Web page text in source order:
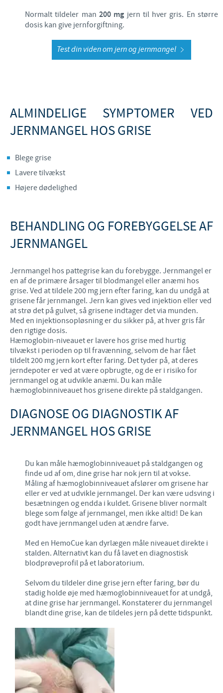
Normalt tildeler man 200 mg jern til hver gris. En større
dosis kan give jernforgiftning.
Test din viden om jern og jernmangel
ALMINDELIGE SYMPTOMER VED
JERNMANGEL HOS GRISE
Blege grise
Lavere tilvækst
Højere dødelighed
BEHANDLING OG FOREBYGGELSE AF
JERNMANGEL
Jernmangel hos pattegrise kan du forebygge. Jernmangel er
en af de primære årsager til blodmangel eller anæmi hos
grise. Ved at tildele 200 mg jern efter faring, kan du undgå at
grisene får jernmangel. Jern kan gives ved injektion eller ved
at strø det på gulvet, så grisene indtager det via munden.
Med en injektionsopløsning er du sikker på, at hver gris får
den rigtige dosis.
Hæmoglobin-niveauet er lavere hos grise med hurtig
tilvækst i perioden op til fravænning, selvom de har fået
tildelt 200 mg jern kort efter faring. Det tyder på, at deres
jerndepoter er ved at være opbrugte, og de er i risiko for
jernmangel og at udvikle anæmi. Du kan måle
hæmoglobinniveauet hos grisene direkte på staldgangen.
DIAGNOSE OG DIAGNOSTIK AF
JERNMANGEL HOS GRISE
Du kan måle hæmoglobinniveauet på staldgangen og
finde ud af om, dine grise har nok jern til at vokse.
Måling af hæmoglobinniveauet afslører om grisene har
eller er ved at udvikle jernmangel. Der kan være udsving i
besætningen og endda i kuldet. Grisene bliver normalt
blege som følge af jernmangel, men ikke altid! De kan
godt have jernmangel uden at ændre farve.
Med en HemoCue kan dyrlægen måle niveauet direkte i
stalden. Alternativt kan du få lavet en diagnostisk
blodprøveprofil på et laboratorium.
Selvom du tildeler dine grise jern efter faring, bør du
stadig holde øje med hæmoglobinniveauet for at undgå,
at dine grise har jernmangel. Konstaterer du jernmangel
blandt dine grise, kan de tildeles jern på dette tidspunkt.